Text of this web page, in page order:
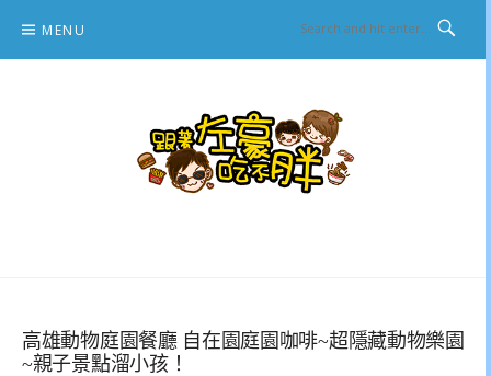
content
MENU
高雄動物庭園餐廳 自在園庭園咖啡~超隱藏動物樂園
~親子景點溜小孩！